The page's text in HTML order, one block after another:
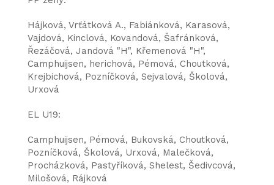
Hájková, Vrťátková A., Fabiánková, Karasová,
Vajdová, Kinclová, Kovandová, Šafránková,
Řezáčová, Jandová "H", Křemenová "H",
Camphuijsen, herichová, Pémová, Choutková,
Krejbichová, Pozníčková, Sejvalová, Školová,
Urxová
EL U19:
Camphuijsen, Pémová, Bukovská, Choutková,
Pozníčková, Školová, Urxová, Malečková,
Procházková, Pastyříková, Shelest, Šedivcová,
Milošová, Rájková